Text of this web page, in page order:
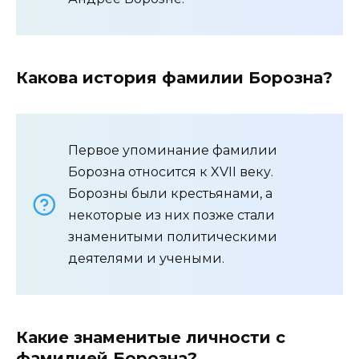
Какова история фамилии Борозна?
Первое упоминание фамилии
Борозна относится к XVII веку.
Борозны были крестьянами, а
некоторые из них позже стали
знаменитыми политическими
деятелями и учеными.
Какие знаменитые личности с